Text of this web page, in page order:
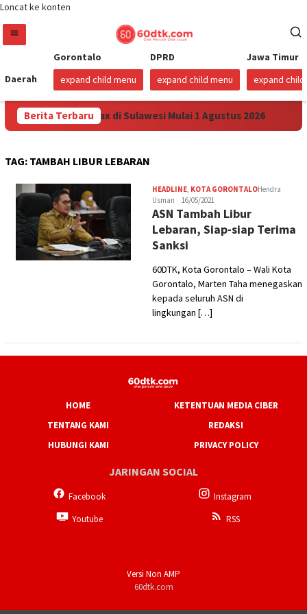
Loncat ke konten
Daerah
Gorontalo
expand child menu
DPRD
expand child menu
Jawa Timur
expand child
Berita Terbaru
Harga Pertamax di Sulawesi Mulai 1 Agustus 2026
TAG: TAMBAH LIBUR LEBARAN
HEADLINE, KOTA GORONTALOHendra
Usman
16/05/2021
ASN Tambah Libur
Lebaran, Siap-siap Terima
Sanksi
60DTK, Kota Gorontalo – Wali Kota
Gorontalo, Marten Taha menegaskan
kepada seluruh ASN di
lingkungan […]
HOME
KETENTUAN MEDIA CIBER
TENTANG KAMI
REDAKSI
HUBUNGI KAMI
PRIVACY POLICY
JARINGAN SOCIAL
Facebook
Instagram
Youtube
RSS
Versi Non AMP
60dtk.com